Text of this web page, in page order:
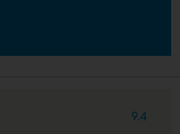
9.4